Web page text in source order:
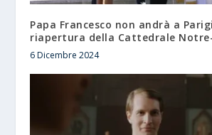
Papa Francesco non andrà a
riapertura della Cattedrale
6 Dicembre 2024